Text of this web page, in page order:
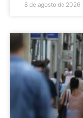
8 de agosto de 2026